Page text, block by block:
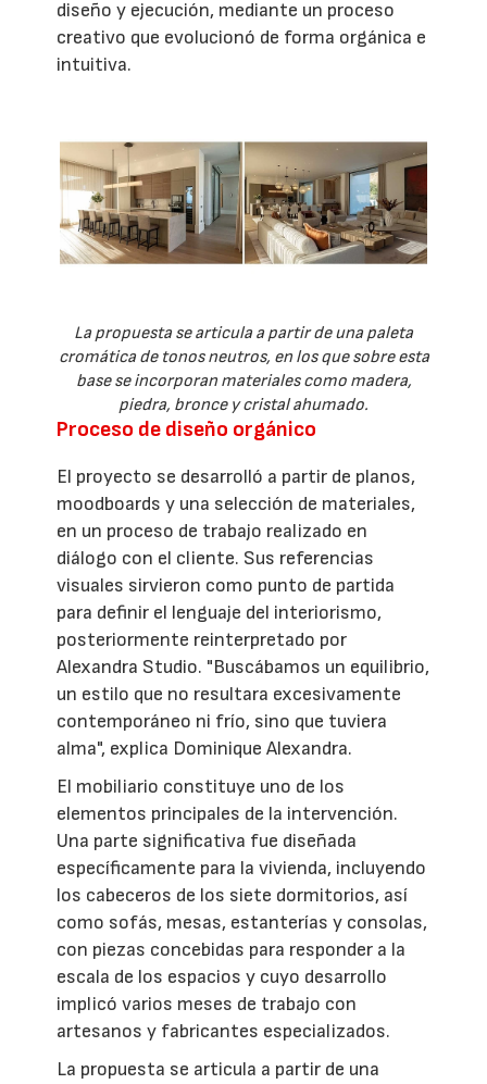
diseño y ejecución, mediante un proceso
creativo que evolucionó de forma orgánica e
intuitiva.
La propuesta se articula a partir de una paleta
cromática de tonos neutros, en los que sobre esta
base se incorporan materiales como madera,
piedra, bronce y cristal ahumado.
Proceso de diseño orgánico
El proyecto se desarrolló a partir de planos,
moodboards y una selección de materiales,
en un proceso de trabajo realizado en
diálogo con el cliente. Sus referencias
visuales sirvieron como punto de partida
para definir el lenguaje del interiorismo,
posteriormente reinterpretado por
Alexandra Studio. "Buscábamos un equilibrio,
un estilo que no resultara excesivamente
contemporáneo ni frío, sino que tuviera
alma", explica Dominique Alexandra.
El mobiliario constituye uno de los
elementos principales de la intervención.
Una parte significativa fue diseñada
específicamente para la vivienda, incluyendo
los cabeceros de los siete dormitorios, así
como sofás, mesas, estanterías y consolas,
con piezas concebidas para responder a la
escala de los espacios y cuyo desarrollo
implicó varios meses de trabajo con
artesanos y fabricantes especializados.
La propuesta se articula a partir de una